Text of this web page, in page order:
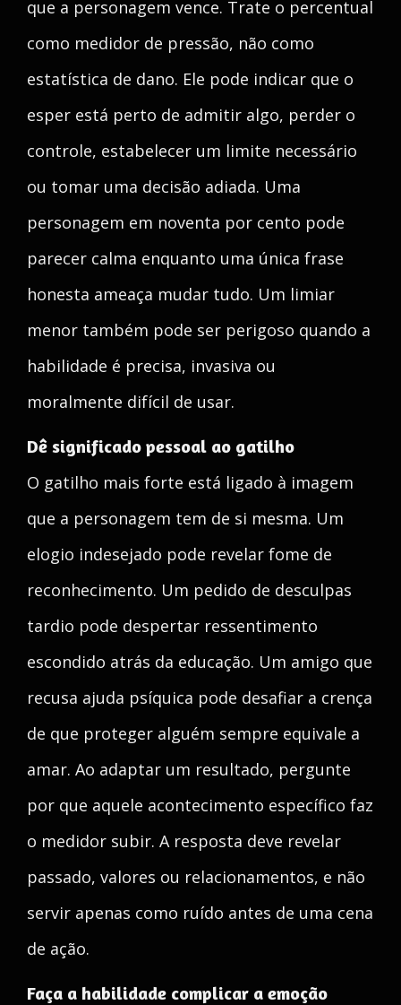
que a personagem vence. Trate o percentual
como medidor de pressão, não como
estatística de dano. Ele pode indicar que o
esper está perto de admitir algo, perder o
controle, estabelecer um limite necessário
ou tomar uma decisão adiada. Uma
personagem em noventa por cento pode
parecer calma enquanto uma única frase
honesta ameaça mudar tudo. Um limiar
menor também pode ser perigoso quando a
habilidade é precisa, invasiva ou
moralmente difícil de usar.
Dê significado pessoal ao gatilho
O gatilho mais forte está ligado à imagem
que a personagem tem de si mesma. Um
elogio indesejado pode revelar fome de
reconhecimento. Um pedido de desculpas
tardio pode despertar ressentimento
escondido atrás da educação. Um amigo que
recusa ajuda psíquica pode desafiar a crença
de que proteger alguém sempre equivale a
amar. Ao adaptar um resultado, pergunte
por que aquele acontecimento específico faz
o medidor subir. A resposta deve revelar
passado, valores ou relacionamentos, e não
servir apenas como ruído antes de uma cena
de ação.
Faça a habilidade complicar a emoção